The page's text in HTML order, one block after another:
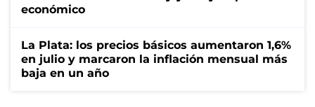
económico
La Plata: los precios básicos aumentaron 1,6%
en julio y marcaron la inflación mensual más
baja en un año